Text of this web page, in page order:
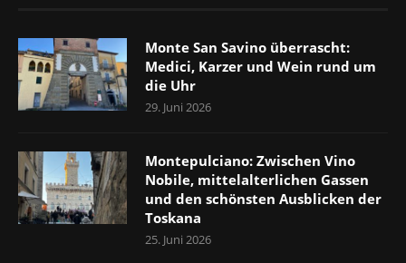
Monte San Savino überrascht:
Medici, Karzer und Wein rund um
die Uhr
29. Juni 2026
Montepulciano: Zwischen Vino
Nobile, mittelalterlichen Gassen
und den schönsten Ausblicken der
Toskana
25. Juni 2026